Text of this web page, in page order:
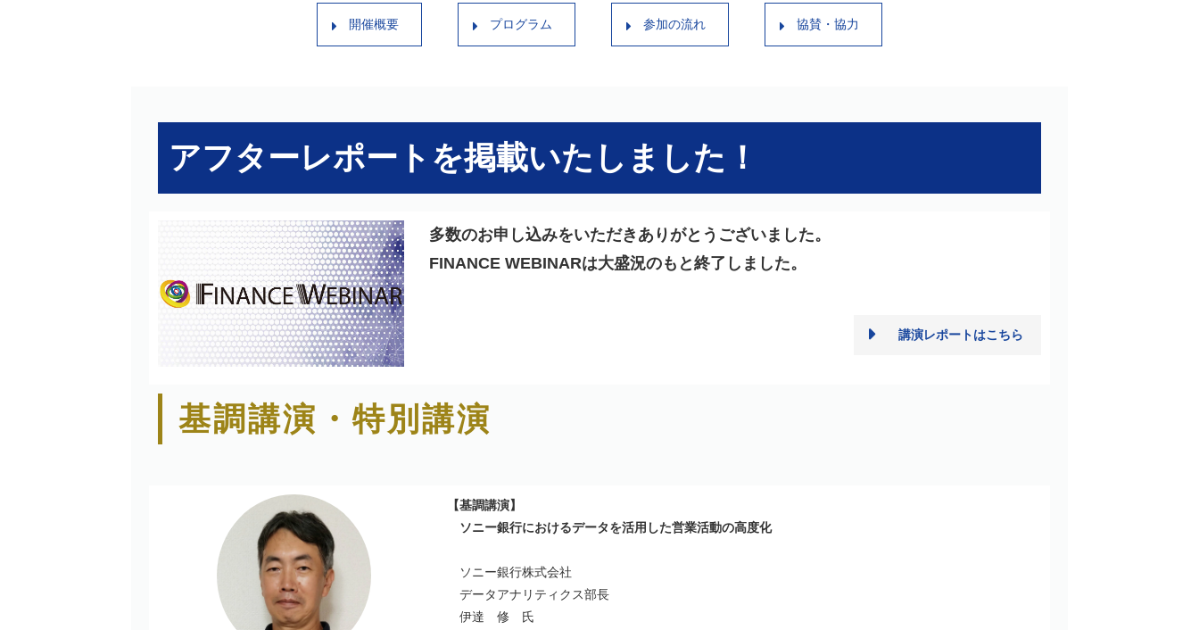
開催概要 プログラム 参加の流れ 協賛・協力
アフターレポートを掲載いたしました！
多数のお申し込みをいただきありがとうございました。
FINANCE WEBINARは大盛況のもと終了しました。
講演レポートはこちら
基調講演・特別講演
【基調講演】
ソニー銀行におけるデータを活用した営業活動の高度化
ソニー銀行株式会社
データアナリティクス部長
伊達 修 氏